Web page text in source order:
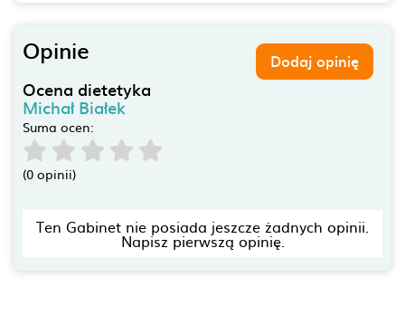
Opinie Dodaj opinię
Ocena dietetyka
Michał Białek
Suma ocen:
(0 opinii)
Ten Gabinet nie posiada jeszcze żadnych opinii.
Napisz pierwszą opinię.